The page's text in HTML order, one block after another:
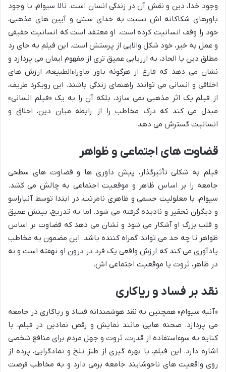
وجود خدا، دین و نقش آن در زندگی انسان است. نالا سیوام، با وجود
باورهای شکاکانه اش نسبت به خدای سنتی و آیین های مذهبی،
خود را وقف انسانیت کرده است. او معتقد است که انسانیت حقیقی
و عمل به خیر، خود شکل والایی از پرستش است. این فیلم به جای رد
مطلق دین یا الحاد، به ارزیابی عمیق تری از مفهوم ایمان می پردازد و
نشان می دهد که فارغ از هرگونه باور ماوراءالطبیعه، ارزش های
اخلاقی و انسانی می توانند راهنمای زندگی باشند. این رویکرد ظریف،
از فیلم یک اثر مذهبی نمی سازد، بلکه آن را به یک «فیلم انسانی»
مبدل می کند که درک مخاطب را از رابطه میان دین، اخلاق و
انسانیت گسترش می دهد.
قضاوت های اجتماعی و ظواهر
فیلم به شکلی تأثیرگذار، پیش داوری ها و قضاوت های سطحی
جامعه را بر اساس ظاهر و موقعیت اجتماعی به چالش می کشد.
سیوام، با معلولیت جسمی و ظاهری نامرتب، در ابتدا توسط آنباراسو
و دیگران تحقیر و نادیده گرفته می شود. اما به تدریج، بینش عمیق
و قلب بزرگ او آشکار می شود و نشان می دهد که قضاوت بر اساس
ظواهر تا چه حد می تواند گمراه کننده باشد. این مضمون به مخاطب
یادآوری می کند که ارزش واقعی یک فرد در درون او نهفته است و نه
در ظاهر، ثروت یا موقعیت اجتماعی اش.
نقد بر فساد و ریاکاری
«آنبه سیوام» همچنین به نقد هوشمندانه فساد و ریاکاری در جامعه
می پردازد. صحنه هایی مانند نمایش و رقص نمادین در فیلم، با
کنایه به سوءاستفاده از قدرت، ثروت و جهل مردم برای منافع شخصی
اشاره دارد. این فیلم، با بهره گیری از طنز تلخ و نمادگرایی، پرده از
روی واقعیت های ناخوشایند جامعه برمی دارد و به مخاطب فرصت